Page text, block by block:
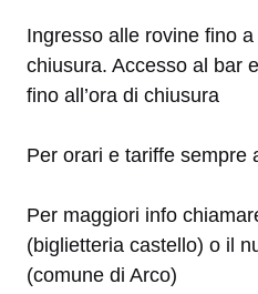
Ingresso alle rovine fino a
chiusura. Accesso al bar
fino all’ora di chiusura
Per orari e tariffe sempre
Per maggiori info
(biglietteria castello) o il
(comune di Arco)